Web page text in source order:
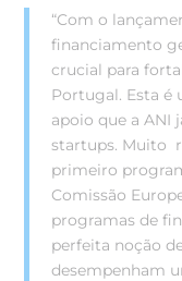
“Com o
financiamento
crucial para
Portugal. Esta
apoio que a ANI
startups. Muito
primeiro
Comissão
programas de
perfeita noção
desempenham